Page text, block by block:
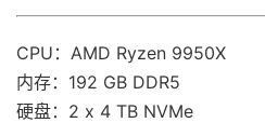
CPU：AMD Ryzen 9950X
内存：192 GB DDR5
硬盘：2 x 4 TB NVMe